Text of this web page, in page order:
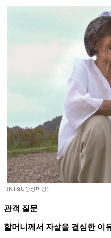
(KT&G상상마당)
관객 질문
할머니께서 자살을 결심한 이